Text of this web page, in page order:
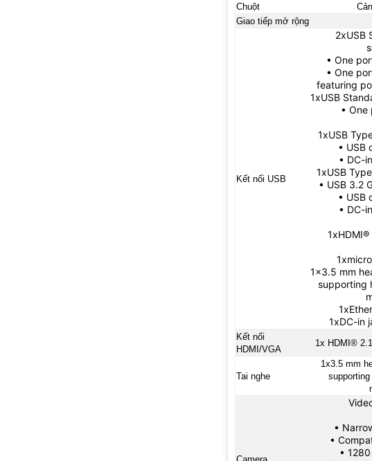
Chuột
Giao tiếp mở rộng
Kết nối USB
2xUSB
• One
• One
featuring
1xUSB
• One
1xUSB
• USB
• DC-
1xUSB
• USB 3.2
• USB
• DC-
1xHDMI®
1x3.5 mm
supporting
1xDC-in
Kết nối
HDMI/VGA
1x HDMI®
Tai nghe
1x3.5 mm
•
•
•